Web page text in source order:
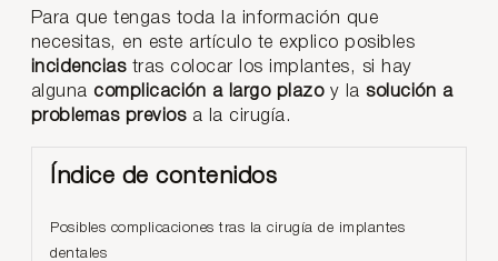
Para que tengas toda la información que
necesitas, en este artículo te explico posibles
incidencias tras colocar los implantes, si hay
alguna complicación a largo plazoy la solución a
problemas previos a la cirugía.
Índice de contenidos
Posibles complicaciones tras la cirugía de implantes
dentales